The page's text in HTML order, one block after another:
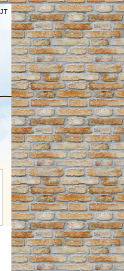
ニー♪さん) ★[10/20 00:45]グロー